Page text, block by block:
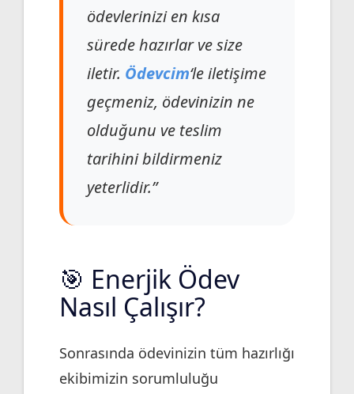
ödevlerinizi en kısa
sürede hazırlar ve size
iletir. Ödevcim‘le iletişime
geçmeniz, ödevinizin ne
olduğunu ve teslim
tarihini bildirmeniz
yeterlidir.”
🎯 Enerjik Ödev
Nasıl Çalışır?
Sonrasında ödevinizin tüm hazırlığı
ekibimizin sorumluluğu